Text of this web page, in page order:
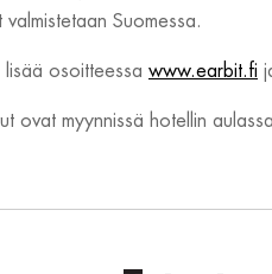
valmistetaan Suomessa.
lisää osoitteessa www.earbit.fi
ovat myynnissä hotellin